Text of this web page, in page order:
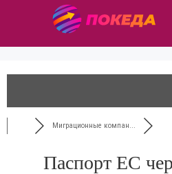
Миграционные компан...
Паспорт ЕС